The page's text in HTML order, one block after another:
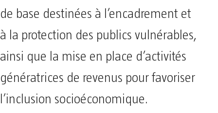
de base destinées à l’encadrement et
à la protection des publics vulnérables,
ainsi que la mise en place d’activités
génératrices de revenus pour favoriser
l’inclusion socioéconomique.